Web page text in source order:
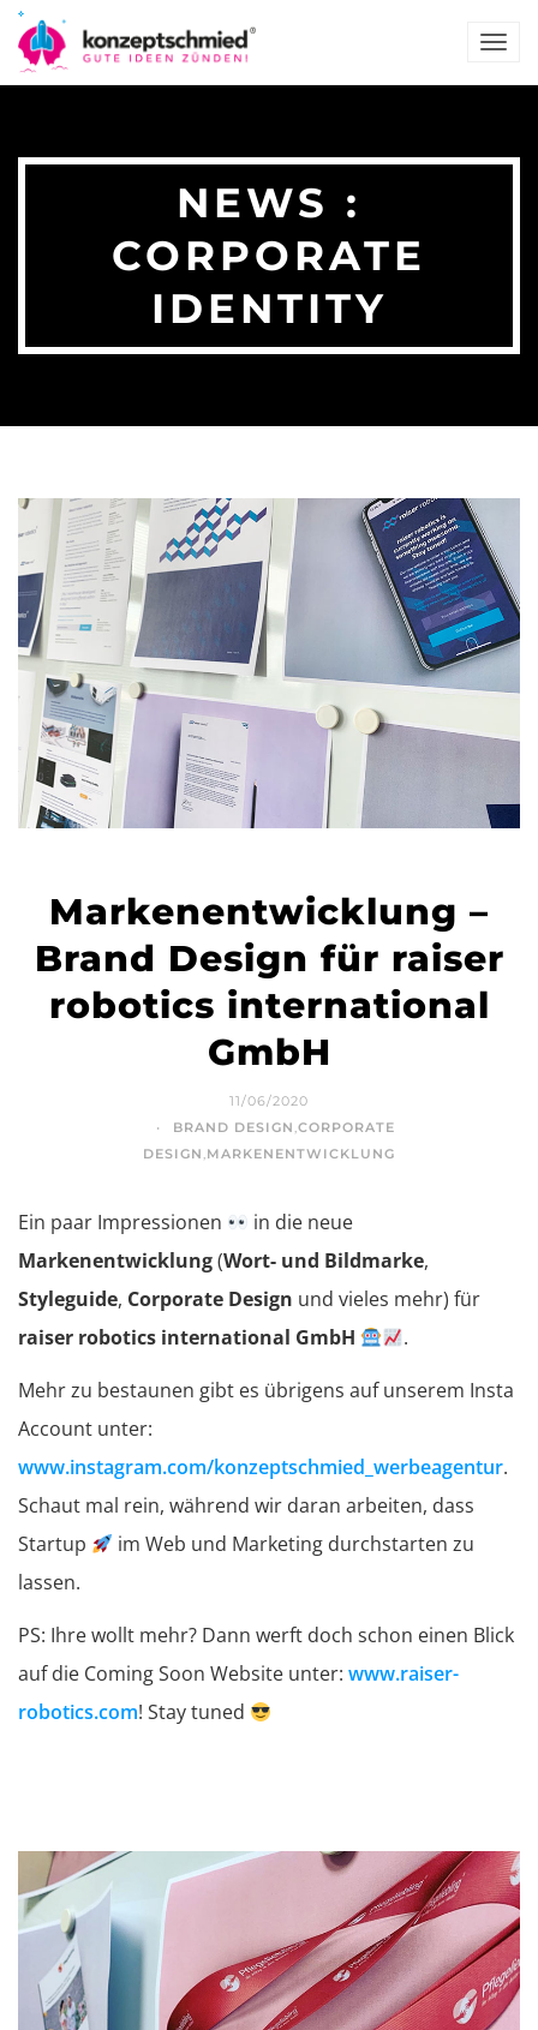
NEWS :
CORPORATE
IDENTITY
Markenentwicklung –
Brand Design für raiser
robotics international
GmbH
11/06/2020
BRAND DESIGN,CORPORATE
DESIGN,MARKENENTWICKLUNG
Ein paar Impressionen
in die neue
Markenentwicklung(Wort- und Bildmarke,
Styleguide, Corporate Design und vieles mehr) für
raiser robotics international GmbH
.
Mehr zu bestaunen gibt es übrigens auf unserem Insta
Account unter:
www.instagram.com/konzeptschmied_werbeagentur.
Schaut mal rein, während wir daran arbeiten, dass
Startup
im Web und Marketing durchstarten zu
lassen.
PS: Ihre wollt mehr? Dann werft doch schon einen Blick
auf die Coming Soon Website unter: www.raiser-
robotics.com! Stay tuned